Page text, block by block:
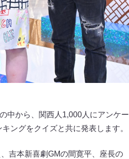
中から、関西人1,000人にアンケー
ングをクイズと共に発表します。
吉本新喜劇GMの間寛平、座長の